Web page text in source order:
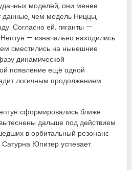
моделей, они менее
данные, чем модель Ниццы,
Согласно ей, гиганты —
— изначально находились
сместились на нынешние
динамической
появление ещё одной
логичным продолжением
сформировались ближе
дальше под действием
в орбитальный резонанс
Сатурна Юпитер успевает